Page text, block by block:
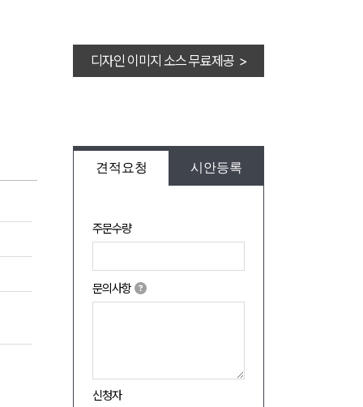
디자인 이미지 소스 무료제공 >
견적요청 시안등록
주문수량
문의사항
신청자